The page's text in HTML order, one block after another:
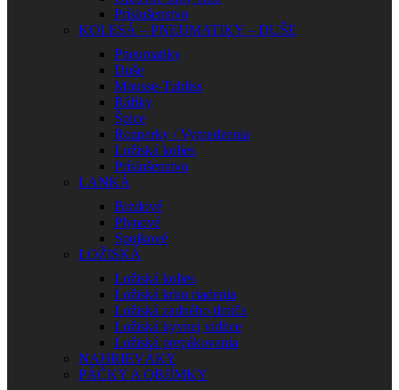
Príslušenstvo
KOLESÁ – PNEUMATIKY – DUŠE
Pneumatiky
Duše
Mousse-Tubliss
Ráfiky
Špice
Rozperky / Vymedzenia
Ložiská kolies
Príslušenstvo
LANKÁ
Brzdové
Plynové
Spojkové
LOŽISKÁ
Ložiská kolies
Ložiská krku riadenia
Ložiská zadného tlmiča
Ložiská kyvnej vidlice
Ložiská prepákovania
NAHRIEVÁKY
PÁČKY A OBJÍMKY